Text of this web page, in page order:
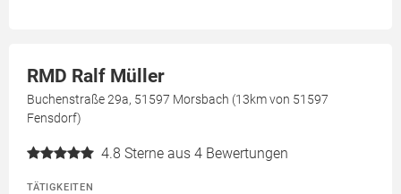
RMD Ralf Müller
Buchenstraße 29a, 51597 Morsbach (13km von 51597
Fensdorf)
4.8 Sterne aus 4 Bewertungen
TÄTIGKEITEN